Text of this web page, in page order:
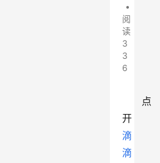
•
阅
读
3
3
6
点
开
滴
滴